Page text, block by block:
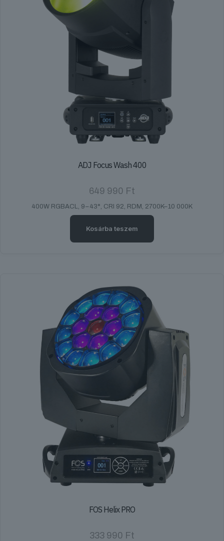
ADJ Focus Wash 400
649 990 Ft
400W RGBACL, 9–43°, CRI 92, RDM, 2700K–10 000K
Kosárba teszem
FOS Helix PRO
333 990 Ft